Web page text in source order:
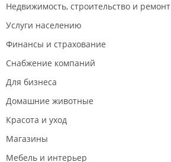
Недвижимость, строительство и ремонт
Услуги населению
Финансы и страхование
Снабжение компаний
Для бизнеса
Домашние животные
Красота и уход
Магазины
Мебель и интерьер